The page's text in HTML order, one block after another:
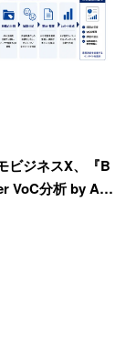
ビジネスX、『B
VoC分析 by A…